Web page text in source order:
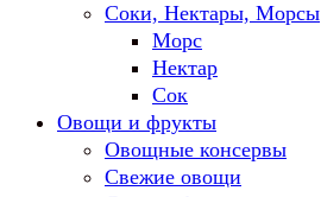
Соки, Нектары, Морсы
Морс
Нектар
Сок
Овощи и фрукты
Овощные консервы
Свежие овощи